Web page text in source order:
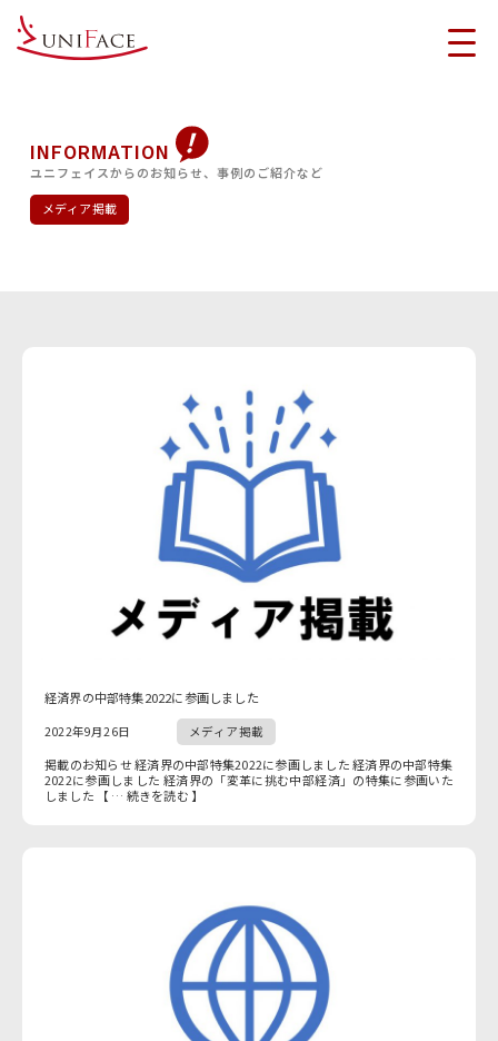
INFORMATION
ユニフェイスからのお知らせ、事例のご紹介など
メディア掲載
経済界の中部特集2022に参画しました
2022年9月26日 メディア掲載
掲載のお知らせ 経済界の中部特集2022に参画しました 経済界の中部特集
2022に参画しました 経済界の「変革に挑む中部経済」の特集に参画いた
しました 【 … 続きを読む 】